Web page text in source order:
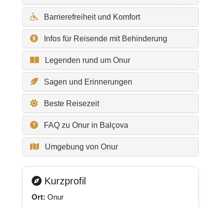
Barrierefreiheit und Komfort
Infos für Reisende mit Behinderung
Legenden rund um Onur
Sagen und Erinnerungen
Beste Reisezeit
FAQ zu Onur in Balçova
Umgebung von Onur
Kurzprofil
Ort: Onur